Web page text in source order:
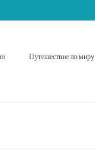
Путешествие по миру